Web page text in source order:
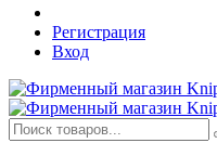
Регистрация
Вход